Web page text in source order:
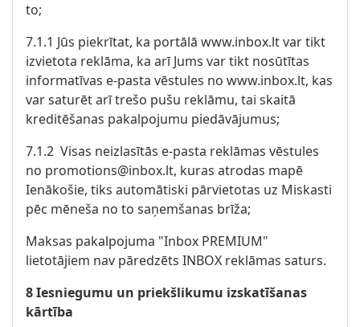
to;
7.1.1 Jūs piekrītat, ka portālā www.inbox.lt var tikt
izvietota reklāma, ka arī Jums var tikt nosūtītas
informatīvas e-pasta vēstules no www.inbox.lt, kas
var saturēt arī trešo pušu reklāmu, tai skaitā
kreditēšanas pakalpojumu piedāvājumus;
7.1.2 Visas neizlasītās e-pasta reklāmas vēstules
no promotions@inbox.lt, kuras atrodas mapē
Ienākošie, tiks automātiski pārvietotas uz Miskasti
pēc mēneša no to saņemšanas brīža;
Maksas pakalpojuma "Inbox PREMIUM"
lietotājiem nav pāredzēts INBOX reklāmas saturs.
8 Iesniegumu un priekšlikumu izskatīšanas
kārtība